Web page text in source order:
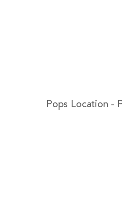
Pops Location -